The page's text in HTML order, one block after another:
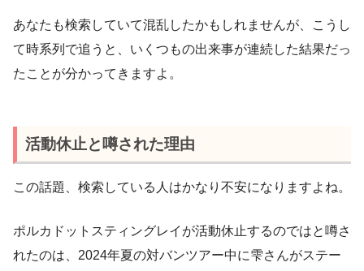
あなたも検索していて混乱したかもしれませんが、こうし
て時系列で追うと、いくつもの出来事が連続した結果だっ
たことが分かってきますよ。
活動休止と噂された理由
この話題、検索している人はかなり不安になりますよね。
ポルカドットスティングレイが活動休止するのではと噂さ
れたのは、2024年夏の対バンツアー中に雫さんがステー